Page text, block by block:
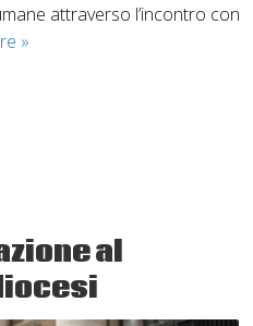
attraverso l’incontro con
La
giorni
per
»
al